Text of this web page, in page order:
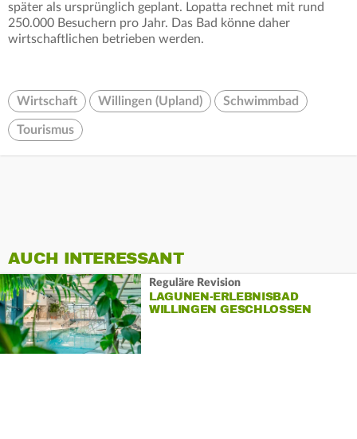
später als ursprünglich geplant. Lopatta rechnet mit rund
250.000 Besuchern pro Jahr. Das Bad könne daher
wirtschaftlichen betrieben werden.
Wirtschaft Willingen (Upland) Schwimmbad
Tourismus
AUCH INTERESSANT
Reguläre Revision
LAGUNEN-ERLEBNISBAD
WILLINGEN GESCHLOSSEN